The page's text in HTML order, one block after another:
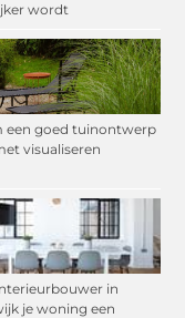
wordt
een goed tuinontwerp
visualiseren
in
je woning een